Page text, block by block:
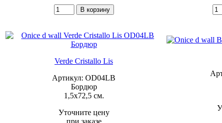
Verde Cristallo Lis
Артикул: OD04LB
Бордюр
1,5x72,5 см.
Уточните цену
при заказе